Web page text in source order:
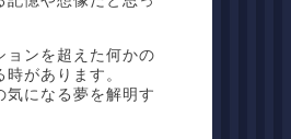
ョンを超えた何かの
があります。
気になる夢を解明す